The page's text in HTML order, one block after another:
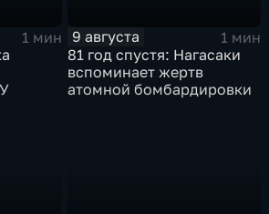
1 мин
9 августа
1 мин
81 год спустя: Нагасаки
вспоминает жертв
атомной бомбардировки